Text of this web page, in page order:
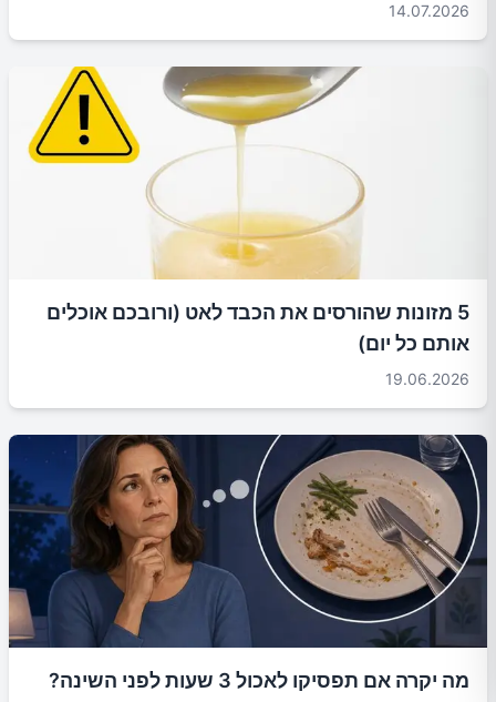
14.07.2026
5 מזונות שהורסים את הכבד לאט (ורובכם אוכלים
אותם כל יום)
19.06.2026
מה יקרה אם תפסיקו לאכול 3 שעות לפני השינה?